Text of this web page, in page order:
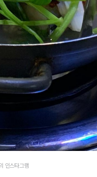
인스타그램